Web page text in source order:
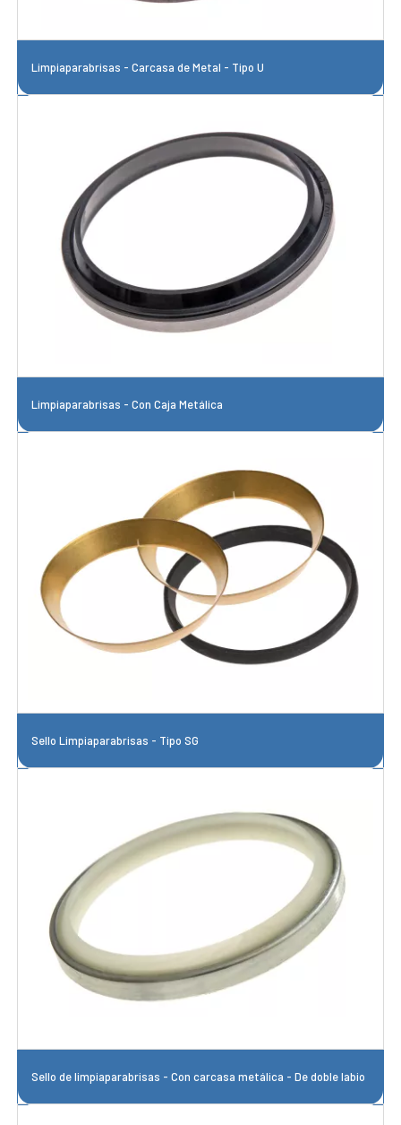
Limpiaparabrisas - Carcasa de Metal - Tipo U
Limpiaparabrisas - Con Caja Metálica
Sello Limpiaparabrisas - Tipo SG
Sello de limpiaparabrisas - Con carcasa metálica - De doble labio